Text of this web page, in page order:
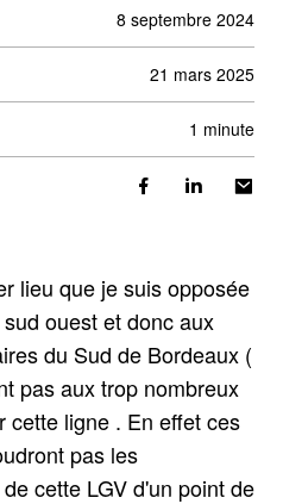
8 septembre 2024
21 mars 2025
1 minute
lieu que je suis opposée
ouest et donc aux
du Sud de Bordeaux (
pas aux trop nombreux
cette ligne . En effet ces
pas les
cette LGV d'un point de